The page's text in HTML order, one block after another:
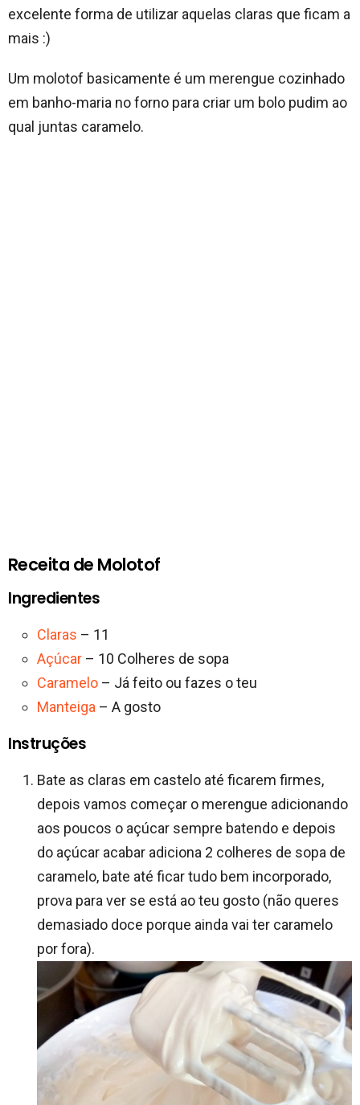
excelente forma de utilizar aquelas claras que ficam a
mais :)
Um molotof basicamente é um merengue cozinhado
em banho-maria no forno para criar um bolo pudim ao
qual juntas caramelo.
Receita de Molotof
Ingredientes
Claras – 11
Açúcar – 10 Colheres de sopa
Caramelo – Já feito ou fazes o teu
Manteiga – A gosto
Instruções
Bate as claras em castelo até ficarem firmes,
depois vamos começar o merengue adicionando
aos poucos o açúcar sempre batendo e depois
do açúcar acabar adiciona 2 colheres de sopa de
caramelo, bate até ficar tudo bem incorporado,
prova para ver se está ao teu gosto (não queres
demasiado doce porque ainda vai ter caramelo
por fora).